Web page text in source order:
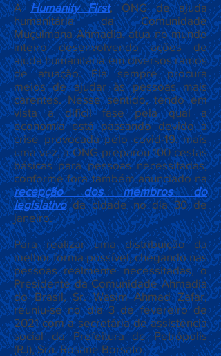
A Humanity First, ONG de ajuda
humanitária da Comunidade
Muçulmana Ahmadia, atua no mundo
inteiro desenvolvendo ações de
ajuda humanitária em diversos ramos
de atuação.Ela sempre procura
meios de ajudar às pessoas mais
carentes. Nesse sentido, tendo em
vista a difícil fase pela qual a
economia está passando devido à
crise provocada pelo covid-19, mais
uma vez, a ONG preparou 100 cestas
básicas para pessoas necessitadas,
conforme fora também anunciado na
recepção dos membros do
legislativoda cidade no dia 30 de
janeiro.
Para realizar uma distribuição da
melhor forma possível, chegando nas
pessoas realmente necessitadas, o
Presidente da Comunidade Ahmadia
do Brasil, Sr. Wasim Ahmad Zafar,
reuniu-se no dia 3 de fevereiro de
2021 com a secretária de assistência
social da Prefeitura de Petrópolis
(RJ), Sra. Rosane Borsato.